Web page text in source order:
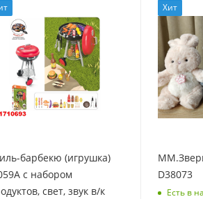
барбекю (игрушка)
с набором
свет, звук в/к
Хит
D38073
Есть в